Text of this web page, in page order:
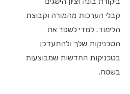
קבלי הערכות מהמורה וקבוצת
הלימוד. למדי לשפר את
הטכניקות שלך ולהתעדכן
בטכניקות החדשות שמבוצעות
בשטח.